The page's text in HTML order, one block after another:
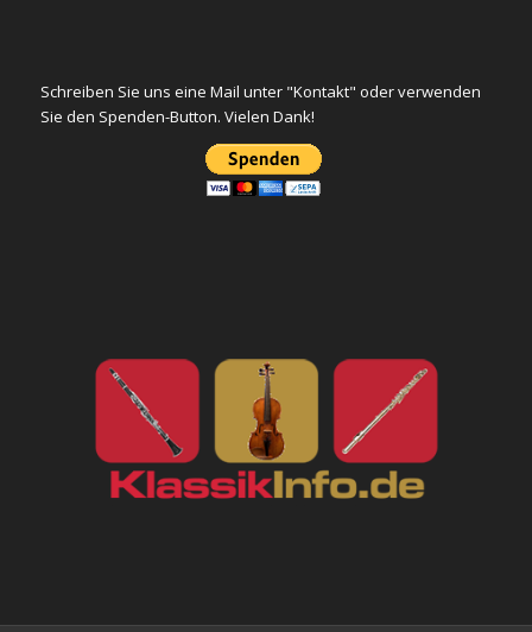
Schreiben Sie uns eine Mail unter "Kontakt" oder verwenden
Sie den Spenden-Button. Vielen Dank!